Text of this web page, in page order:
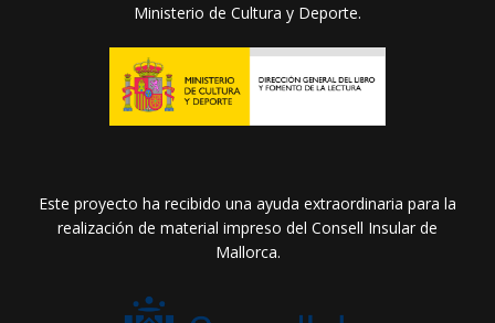
Ministerio de Cultura y Deporte.
Este proyecto ha recibido una ayuda extraordinaria para la
realización de material impreso del Consell Insular de
Mallorca.